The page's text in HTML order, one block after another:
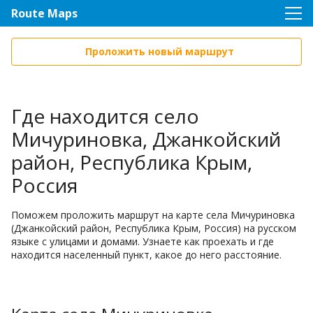
Route Maps
Проложить новый маршрут
Где находится село
Мичуриновка, Джанкойский
район, Республика Крым,
Россия
Поможем проложить маршрут на карте села Мичуриновка
(Джанкойский район, Республика Крым, Россия) на русском
языке с улицами и домами. Узнаете как проехать и где
находится населенный пункт, какое до него расстояние.